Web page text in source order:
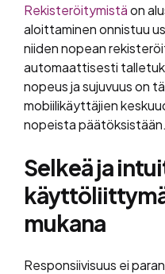
Rekisteröitymistäon
aloittaminen onnistuu
niiden nopean
automaattisesti
nopeus ja sujuvuus on
mobiilikäyttäjien
nopeista päätöksistään.
Selkeä ja
mukana
Responsiivisuus ei